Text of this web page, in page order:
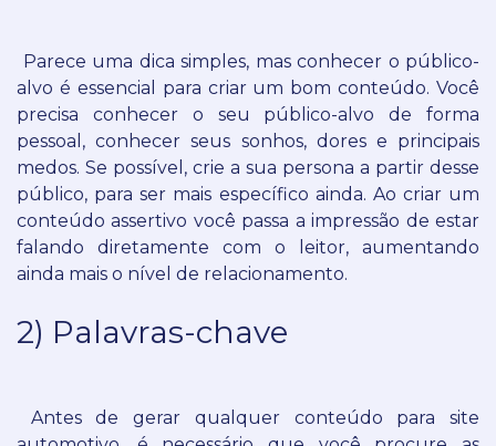
Parece uma dica simples, mas conhecer o público-
alvo é essencial para criar um bom conteúdo. Você
precisa conhecer o seu público-alvo de forma
pessoal, conhecer seus sonhos, dores e principais
medos. Se possível, crie a sua persona a partir desse
público, para ser mais específico ainda. Ao criar um
conteúdo assertivo você passa a impressão de estar
falando diretamente com o leitor, aumentando
ainda mais o nível de relacionamento.
2) Palavras-chave
Antes de gerar qualquer conteúdo para site